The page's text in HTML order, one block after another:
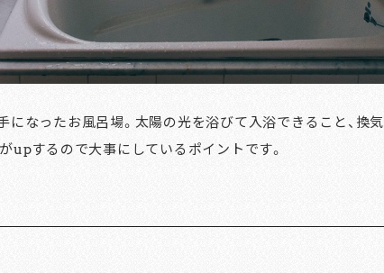
なったお風呂場。太陽の光を浴びて入浴できること、換
upするので大事にしているポイントです。